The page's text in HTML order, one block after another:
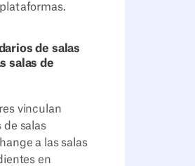
de salas
salas de
vinculan
de salas
a las salas
en